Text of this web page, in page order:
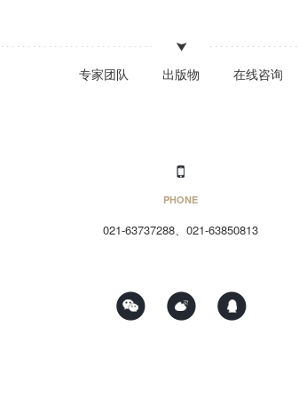
专家团队 出版物 在线咨询
PHONE
021-63737288、021-63850813